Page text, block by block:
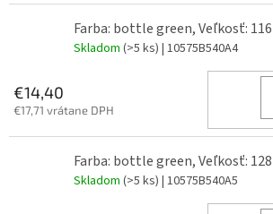
Farba: bottle green, Veľkosť: 116
Skladom (>5 ks) | 10575B540A4
€14,40
€17,71 vrátane DPH
Farba: bottle green, Veľkosť: 128
Skladom (>5 ks) | 10575B540A5